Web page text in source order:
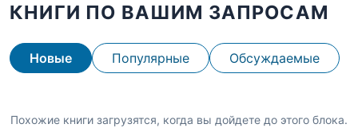
КНИГИ ПО ВАШИМ ЗАПРОСАМ
Новые Популярные Обсуждаемые
Похожие книги загрузятся, когда вы дойдете до этого блока.